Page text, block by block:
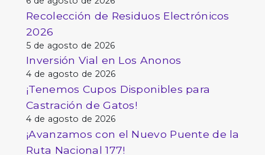
Recolección de Residuos Electrónicos
2026
5 de agosto de 2026
Inversión Vial en Los Anonos
4 de agosto de 2026
¡Tenemos Cupos Disponibles para
Castración de Gatos!
4 de agosto de 2026
¡Avanzamos con el Nuevo Puente de la
Ruta Nacional 177!